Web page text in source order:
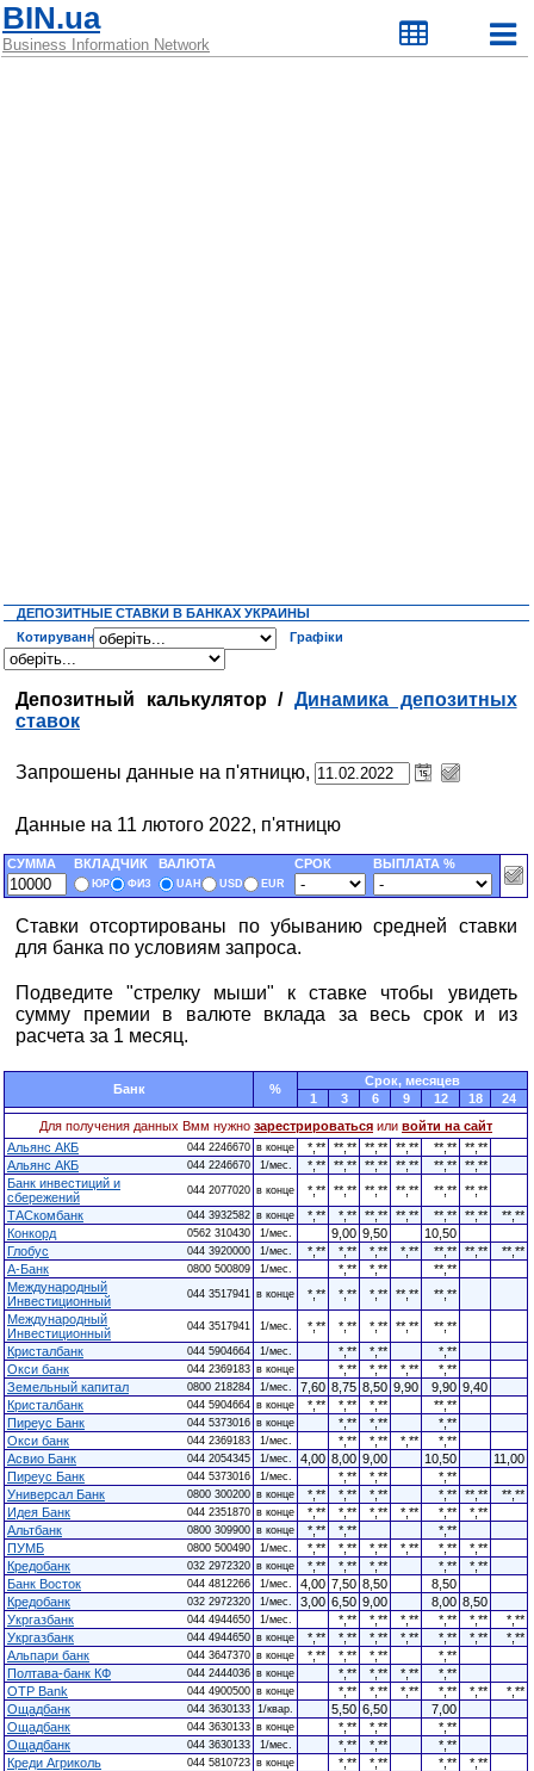
BIN.ua
Business Information Network
ДЕПОЗИТНЫЕ СТАВКИ В БАНКАХ УКРАИНЫ
Котирування
Графіки
Депозитный калькулятор / Динамика депозитных
ставок
Запрошены данные на п'ятницю,
Данные на 11 лютого 2022, п'ятницю
СУММА ВКЛАДЧИК ВАЛЮТА СРОК ВЫПЛАТА %
ЮР ФИЗ UAH USD EUR
Ставки отсортированы по убыванию средней ставки
для банка по условиям запроса.
Подведите "стрелку мыши" к ставке чтобы увидеть
сумму премии в валюте вклада за весь срок и из
расчета за 1 месяц.
Банк %
Cрок, месяцев
1
3 6 9 12 18
24
Для получения данных Вмм нужно зарестрироваться или войти на сайт
Альянс АКБ
044 2246670 в конце *,** **,** **,** **,** **,** **,**
Альянс АКБ
044 2246670 1/мес. *,** **,** **,** **,** **,** **,**
Банк инвестиций и
сбережений
044 2077020 в конце *,** **,** **,** **,** **,** **,**
ТАСкомбанк
044 3932582 в конце *,** *,** **,** **,** **,** **,**
**,**
Конкорд
0562 310430 1/мес. 9,00 9,50
10,50
Глобус
044 3920000 1/мес. *,** *,** *,** *,** **,** **,**
**,**
А-Банк
0800 500809 1/мес. *,** *,**
**,**
Международный
Инвестиционный
044 3517941 в конце *,** *,** *,** **,**
**,**
Международный
Инвестиционный
044 3517941 1/мес. *,** *,** *,** **,**
**,**
Кристалбанк
044 5904664 1/мес. *,** *,**
*,**
Окси банк
044 2369183 в конце *,** *,** *,**
*,**
Земельный капитал
0800 218284 1/мес. 7,60 8,75 8,50 9,90 9,90 9,40
Кристалбанк
044 5904664 в конце *,** *,** *,**
**,**
Пиреус Банк
044 5373016 в конце *,** *,**
*,**
Окси банк
044 2369183 1/мес. *,** *,** *,**
*,**
Асвио Банк
044 2054345 1/мес. 4,00 8,00 9,00 10,50
11,00
Пиреус Банк
044 5373016 1/мес. *,** *,**
*,**
Универсал Банк
0800 300200 в конце *,** *,** *,** *,** **,**
**,**
Идея Банк
044 2351870 в конце *,** *,** *,** *,** *,**
*,**
Альтбанк
0800 309900 в конце *,** *,**
*,**
ПУМБ
0800 500490 1/мес. *,** *,** *,** *,** *,**
*,**
Кредобанк
032 2972320 в конце *,** *,** *,** *,**
*,**
Банк Восток
044 4812266 1/мес. 4,00 7,50 8,50
8,50
Кредобанк
032 2972320 1/мес. 3,00 6,50 9,00 8,00 8,50
Укргазбанк
044 4944650 1/мес. *,** *,** *,** *,** *,**
*,**
Укргазбанк
044 4944650 в конце *,** *,** *,** *,** *,** *,**
*,**
Альпари банк
044 3647370 в конце *,** *,** *,**
*,**
Полтава-банк КФ
044 2444036 в конце *,** *,** *,**
*,**
OTP Bank
044 4900500 в конце *,** *,** *,** *,** *,**
*,**
Ощадбанк
044 3630133 1/квар. 5,50 6,50
7,00
Ощадбанк
044 3630133 в конце *,** *,**
*,**
Ощадбанк
044 3630133 1/мес. *,** *,**
*,**
Креди Агриколь
044 5810723 в конце *,** *,** *,**
*,**